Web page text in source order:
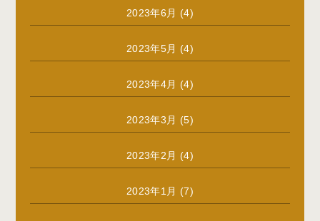
2023年6月 (4)
2023年5月 (4)
2023年4月 (4)
2023年3月 (5)
2023年2月 (4)
2023年1月 (7)